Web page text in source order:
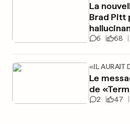
La
Brad Pitt
6 68
Le
de
2 47